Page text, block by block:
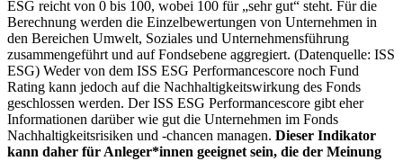
ESG reicht von 0 bis 100, wobei 100 für „sehr gut“ steht. Für die
Berechnung werden die Einzelbewertungen von Unternehmen in
den Bereichen Umwelt, Soziales und Unternehmensführung
zusammengeführt und auf Fondsebene aggregiert. (Datenquelle: ISS
ESG) Weder von dem ISS ESG Performancescore noch Fund
Rating kann jedoch auf die Nachhaltigkeitswirkung des Fonds
geschlossen werden. Der ISS ESG Performancescore gibt eher
Informationen darüber wie gut die Unternehmen im Fonds
Nachhaltigkeitsrisiken und -chancen managen. Dieser Indikator
kann daher für Anleger*innen geeignet sein, die der Meinung